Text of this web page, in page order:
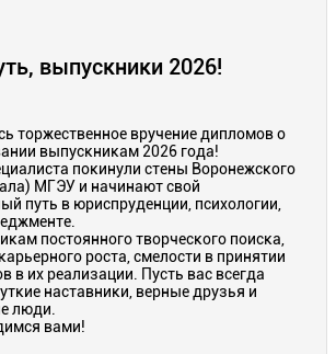
выпускники 2026!
торжественное вручение дипломов о
выпускникам 2026 года!
покинули стены Воронежского
МГЭУ и начинают свой
путь в юриспруденции, психологии,
постоянного творческого поиска,
роста, смелости в принятии
в их реализации. Пусть вас всегда
наставники, верные друзья и
люди.
вами!